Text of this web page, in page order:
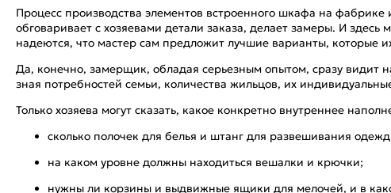
Процесс производства элементов встроенного шкафа на
обговаривает с хозяевами детали заказа, делает замеры. И
надеются, что мастер сам предложит лучшие варианты, которые
Да, конечно, замерщик, обладая серьезным опытом, сразу
зная потребностей семьи, количества жильцов, их
Только хозяева могут сказать, какое конкретно внутреннее
сколько полочек для белья и штанг для развешивания
на каком уровне должны находиться вешалки и крючки;
нужны ли корзины и выдвижные ящики для мелочей, и в